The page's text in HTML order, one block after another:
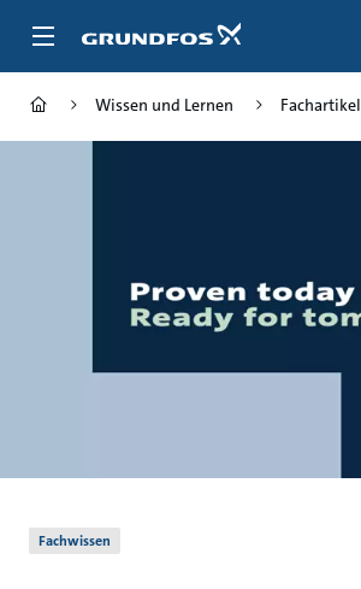
Inhalt
Wissen und Lernen Fachartikel
Fachwissen